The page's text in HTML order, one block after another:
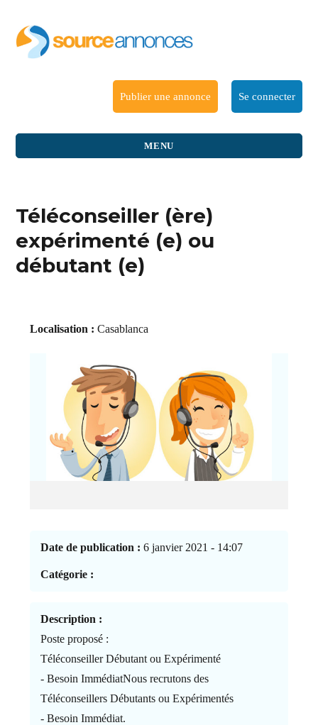
Publier une annonce Se connecter
MENU
Téléconseiller (ère)
expérimenté (e) ou
débutant (e)
Localisation : Casablanca
Date de publication : 6 janvier 2021 - 14:07
Catégorie :
Description :
Poste proposé :
Téléconseiller Débutant ou Expérimenté
- Besoin ImmédiatNous recrutons des
Téléconseillers Débutants ou Expérimentés
- Besoin Immédiat.